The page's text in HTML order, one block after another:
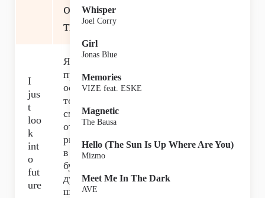
ос
ти
I
jus
t
loo
k
int
o
fut
ure
Я
пр
ос
то
см
от
рю
в
бу
ду
ще
Whisper
Joel Corry
Girl
Jonas Blue
Memories
VIZE feat. ESKE
Magnetic
The Bausa
Hello (The Sun Is Up Where Are You)
Mizmo
Meet Me In The Dark
AVE